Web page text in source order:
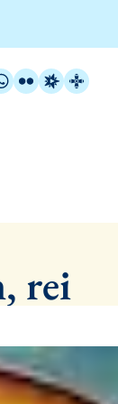
FlickrRadio
rei